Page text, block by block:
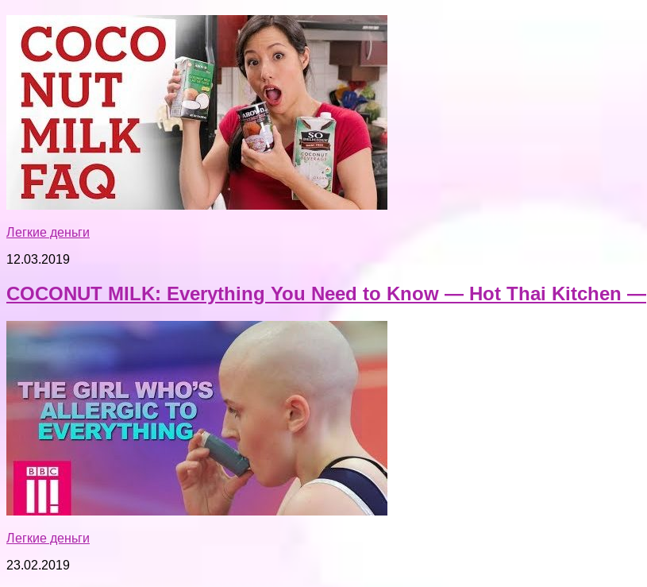
Легкие деньги
12.03.2019
COCONUT MILK: Everything You Need to Know — Hot Thai Kitchen —
Легкие деньги
23.02.2019